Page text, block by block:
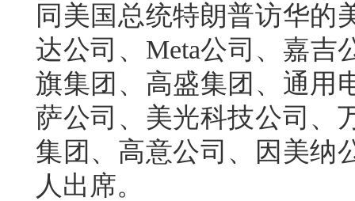
同美国总统特朗普访华的
达公司、Meta公司、嘉吉
旗集团、高盛集团、通用
萨公司、美光科技公司、
集团、高意公司、因美纳
人出席。